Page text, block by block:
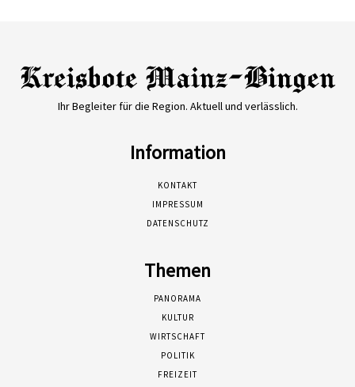
Ihr Begleiter für die Region. Aktuell und verlässlich.
Information
KONTAKT
IMPRESSUM
DATENSCHUTZ
Themen
PANORAMA
KULTUR
WIRTSCHAFT
POLITIK
FREIZEIT